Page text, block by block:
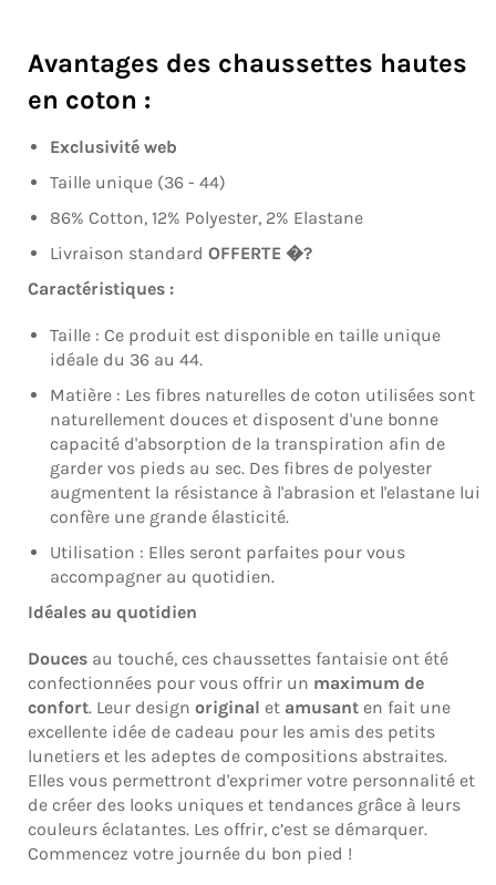
Avantages des chaussettes hautes
en coton :
Exclusivité web
Taille unique (36 - 44)
86% Cotton, 12% Polyester, 2% Elastane
Livraison standard OFFERTE �?
Caractéristiques :
Taille : Ce produit est disponible en taille unique
idéale du 36 au 44.
Matière : Les fibres naturelles de coton utilisées sont
naturellement douces et disposent d'une bonne
capacité d'absorption de la transpiration afin de
garder vos pieds au sec. Des fibres de polyester
augmentent la résistance à l'abrasion et l'elastane lui
confère une grande élasticité.
Utilisation : Elles seront parfaites pour vous
accompagner au quotidien.
Idéales au quotidien
Douces au touché, ces chaussettes fantaisie ont été
confectionnées pour vous offrir un maximum de
confort. Leur design original et amusant en fait une
excellente idée de cadeau pour les amis des petits
lunetiers et les adeptes de compositions abstraites.
Elles vous permettront d'exprimer votre personnalité et
de créer des looks uniques et tendances grâce à leurs
couleurs éclatantes. Les offrir, c’est se démarquer.
Commencez votre journée du bon pied !